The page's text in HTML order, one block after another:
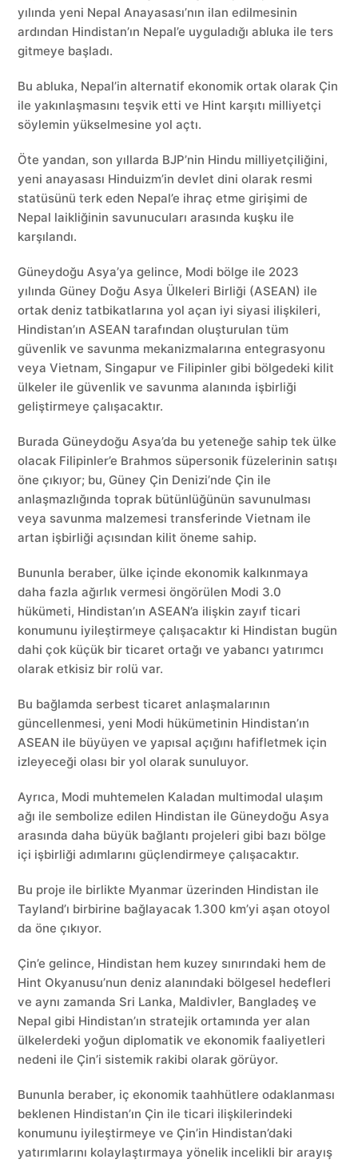
yılında yeni Nepal Anayasası’nın ilan edilmesinin
ardından Hindistan’ın Nepal’e uyguladığı abluka ile ters
gitmeye başladı.
Bu abluka, Nepal’in alternatif ekonomik ortak olarak Çin
ile yakınlaşmasını teşvik etti ve Hint karşıtı milliyetçi
söylemin yükselmesine yol açtı.
Öte yandan, son yıllarda BJP’nin Hindu milliyetçiliğini,
yeni anayasası Hinduizm’in devlet dini olarak resmi
statüsünü terk eden Nepal’e ihraç etme girişimi de
Nepal laikliğinin savunucuları arasında kuşku ile
karşılandı.
Güneydoğu Asya’ya gelince, Modi bölge ile 2023
yılında Güney Doğu Asya Ülkeleri Birliği (ASEAN) ile
ortak deniz tatbikatlarına yol açan iyi siyasi ilişkileri,
Hindistan’ın ASEAN tarafından oluşturulan tüm
güvenlik ve savunma mekanizmalarına entegrasyonu
veya Vietnam, Singapur ve Filipinler gibi bölgedeki kilit
ülkeler ile güvenlik ve savunma alanında işbirliği
geliştirmeye çalışacaktır.
Burada Güneydoğu Asya’da bu yeteneğe sahip tek ülke
olacak Filipinler’e Brahmos süpersonik füzelerinin satışı
öne çıkıyor; bu, Güney Çin Denizi’nde Çin ile
anlaşmazlığında toprak bütünlüğünün savunulması
veya savunma malzemesi transferinde Vietnam ile
artan işbirliği açısından kilit öneme sahip.
Bununla beraber, ülke içinde ekonomik kalkınmaya
daha fazla ağırlık vermesi öngörülen Modi 3.0
hükümeti, Hindistan’ın ASEAN’a ilişkin zayıf ticari
konumunu iyileştirmeye çalışacaktır ki Hindistan bugün
dahi çok küçük bir ticaret ortağı ve yabancı yatırımcı
olarak etkisiz bir rolü var.
Bu bağlamda serbest ticaret anlaşmalarının
güncellenmesi, yeni Modi hükümetinin Hindistan’ın
ASEAN ile büyüyen ve yapısal açığını hafifletmek için
izleyeceği olası bir yol olarak sunuluyor.
Ayrıca, Modi muhtemelen Kaladan multimodal ulaşım
ağı ile sembolize edilen Hindistan ile Güneydoğu Asya
arasında daha büyük bağlantı projeleri gibi bazı bölge
içi işbirliği adımlarını güçlendirmeye çalışacaktır.
Bu proje ile birlikte Myanmar üzerinden Hindistan ile
Tayland’ı birbirine bağlayacak 1.300 km’yi aşan otoyol
da öne çıkıyor.
Çin’e gelince, Hindistan hem kuzey sınırındaki hem de
Hint Okyanusu’nun deniz alanındaki bölgesel hedefleri
ve aynı zamanda Sri Lanka, Maldivler, Bangladeş ve
Nepal gibi Hindistan’ın stratejik ortamında yer alan
ülkelerdeki yoğun diplomatik ve ekonomik faaliyetleri
nedeni ile Çin’i sistemik rakibi olarak görüyor.
Bununla beraber, iç ekonomik taahhütlere odaklanması
beklenen Hindistan’ın Çin ile ticari ilişkilerindeki
konumunu iyileştirmeye ve Çin’in Hindistan’daki
yatırımlarını kolaylaştırmaya yönelik incelikli bir arayış